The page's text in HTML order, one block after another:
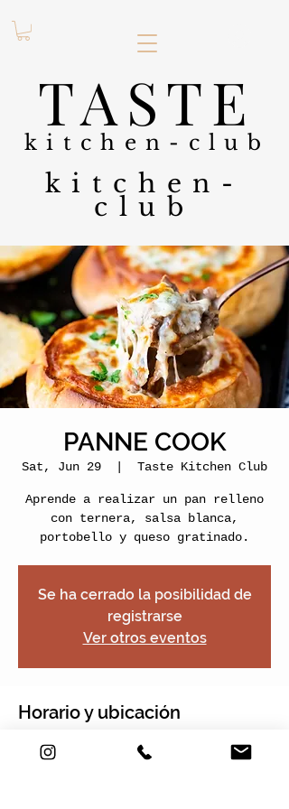
TASTE
kitchen-club
kitchen-
club
PANNE COOK
Sat, Jun 29 Taste Kitchen Club
Aprende a realizar un pan relleno
con ternera, salsa blanca,
portobello y queso gratinado.
Se ha cerrado la posibilidad de
registrarse
Ver otros eventos
Horario y ubicación
Jun 29, 2019, 5:00 PM – 7:00 PM
Taste Kitchen Club, Carrera 2e #22-